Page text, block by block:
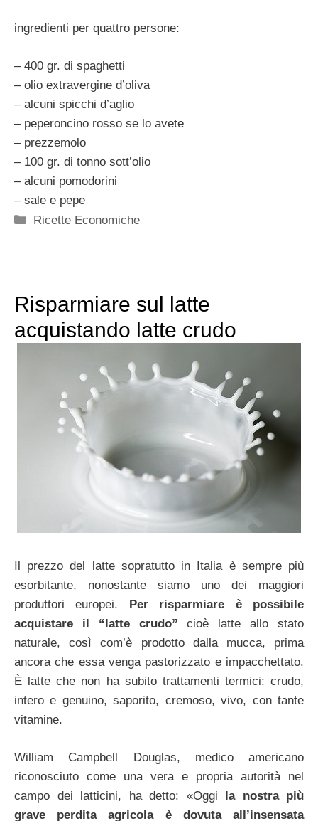
ingredienti per quattro persone:
– 400 gr. di spaghetti
– olio extravergine d’oliva
– alcuni spicchi d’aglio
– peperoncino rosso se lo avete
– prezzemolo
– 100 gr. di tonno sott’olio
– alcuni pomodorini
– sale e pepe
Categorie
Ricette Economiche
Risparmiare sul latte
acquistando latte crudo
Il prezzo del latte sopratutto in Italia è sempre più
esorbitante, nonostante siamo uno dei maggiori
produttori europei.
Per risparmiare è possibile
acquistare il “latte crudo” cioè latte allo stato
naturale, così com’è prodotto dalla mucca, prima
ancora che essa venga pastorizzato e impacchettato.
È latte che non ha subito trattamenti termici: crudo,
intero e genuino, saporito, cremoso, vivo, con tante
vitamine.
William Campbell Douglas, medico americano
riconosciuto come una vera e propria autorità nel
campo dei latticini, ha detto: «Oggi la nostra più
grave perdita agricola è dovuta all’insensata